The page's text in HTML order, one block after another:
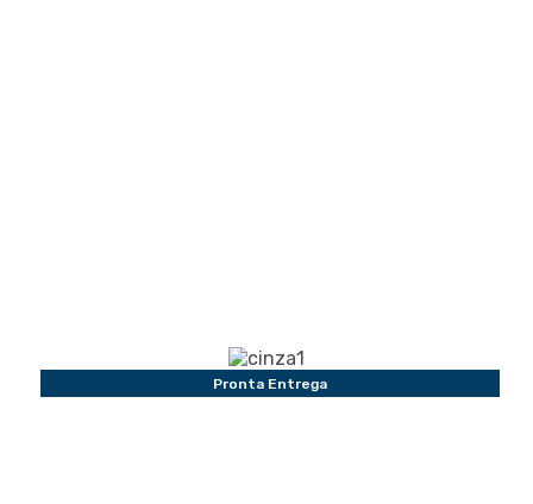
Pronta Entrega